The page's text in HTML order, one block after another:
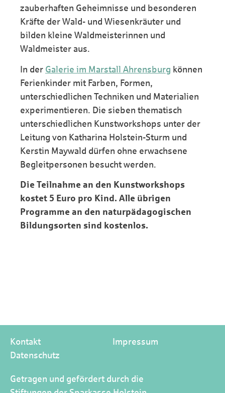
zauberhaften Geheimnisse und besonderen
Kräfte der Wald- und Wiesenkräuter und
bilden kleine Waldmeisterinnen und
Waldmeister aus.
In der Galerie im Marstall Ahrensburg können
Ferienkinder mit Farben, Formen,
unterschiedlichen Techniken und Materialien
experimentieren. Die sieben thematisch
unterschiedlichen Kunstworkshops unter der
Leitung von Katharina Holstein-Sturm und
Kerstin Maywald dürfen ohne erwachsene
Begleitpersonen besucht werden.
Die Teilnahme an den Kunstworkshops
kostet 5 Euro pro Kind. Alle übrigen
Programme an den naturpädagogischen
Bildungsorten sind kostenlos.
Kontakt
Impressum
Datenschutz
Getragen und gefördert durch die